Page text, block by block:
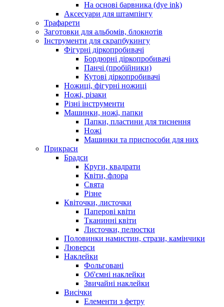
На основі барвника (dye ink)
Аксесуари для штампінгу
Трафарети
Заготовки для альбомів, блокнотів
Інструменти для скрапбукингу
Фігурні діркопробивачі
Бордюрні діркопробивачі
Панчі (пробійники)
Кутові діркопробивачі
Ножиці, фігурні ножиці
Ножі, різаки
Різні інструменти
Машинки, ножі, папки
Папки, пластини для тиснення
Ножі
Машинки та приспособи для них
Прикраси
Брадси
Круги, квадрати
Квіти, флора
Свята
Різне
Квіточки, листочки
Паперові квіти
Тканинні квіти
Листочки, пелюстки
Половинки намистин, стрази, камінчики
Люверси
Наклейки
Фольговані
Об'ємні наклейки
Звичайні наклейки
Висічки
Елементи з фетру